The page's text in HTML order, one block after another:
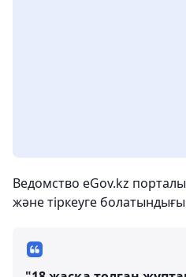
Ведомство eGov.kz
және тіркеуге